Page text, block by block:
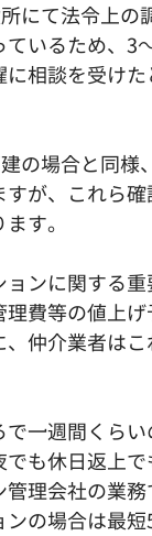
て法令上の
いるため、3
相談を受け
の場合と同様
が、これら
す。
ンに関する重
費等の値上
仲介業者は
一週間くら
も休日返上
理会社の業
の場合は最